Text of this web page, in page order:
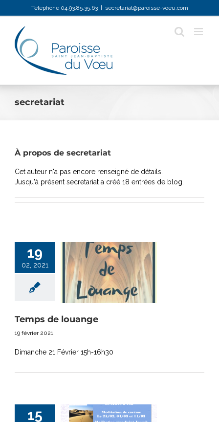
au
contenu
Telephone 04.93.85.35.63 secretariat@paroisse-voeu.com
secretariat
À propos de secretariat
Cet auteur n'a pas encore renseigné de détails.
Jusqu'à présent secretariat a créé 18 entrées de blog.
19
02, 2021
Temps de louange
19 février 2021
Dimanche 21 Février 15h-16h30
15